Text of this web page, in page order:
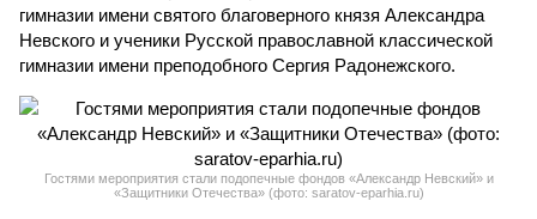
гимназии имени святого благоверного князя Александра
Невского и ученики Русской православной классической
гимназии имени преподобного Сергия Радонежского.
Гостями мероприятия стали подопечные фондов «Александр Невский» и
«Защитники Отечества» (фото: saratov-eparhia.ru)